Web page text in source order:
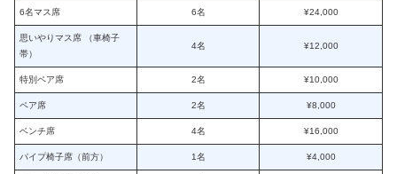
6名マス席 6名 ¥24,000
思いやりマス席 （車椅子
帯）
4名 ¥12,000
特別ペア席 2名 ¥10,000
ペア席 2名 ¥8,000
ベンチ席 4名 ¥16,000
パイプ椅子席（前方） 1名 ¥4,000